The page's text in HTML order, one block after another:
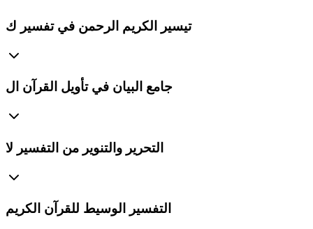
تيسير الكريم الرحمن في تفسير ك
جامع البيان في تأويل القرآن ال
التحرير والتنوير من التفسير لا
التفسير الوسيط للقرآن الكريم